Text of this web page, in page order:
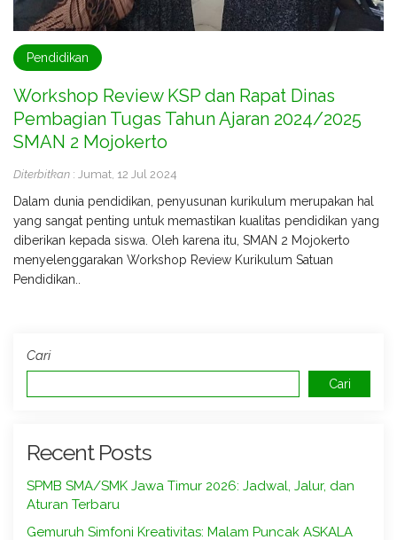
Pendidikan
Workshop Review KSP dan Rapat Dinas
Pembagian Tugas Tahun Ajaran 2024/2025
SMAN 2 Mojokerto
Diterbitkan : Jumat, 12 Jul 2024
Dalam dunia pendidikan, penyusunan kurikulum merupakan hal
yang sangat penting untuk memastikan kualitas pendidikan yang
diberikan kepada siswa. Oleh karena itu, SMAN 2 Mojokerto
menyelenggarakan Workshop Review Kurikulum Satuan
Pendidikan..
Cari
Cari
Recent Posts
SPMB SMA/SMK Jawa Timur 2026: Jadwal, Jalur, dan
Aturan Terbaru
Gemuruh Simfoni Kreativitas: Malam Puncak ASKALA